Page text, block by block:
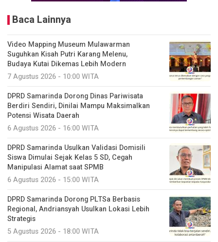
Baca Lainnya
Video Mapping Museum Mulawarman
Suguhkan Kisah Putri Karang Melenu,
Budaya Kutai Dikemas Lebih Modern
7 Agustus 2026 - 10:00 WITA
DPRD Samarinda Dorong Dinas Pariwisata
Berdiri Sendiri, Dinilai Mampu Maksimalkan
Potensi Wisata Daerah
6 Agustus 2026 - 16:00 WITA
DPRD Samarinda Usulkan Validasi Domisili
Siswa Dimulai Sejak Kelas 5 SD, Cegah
Manipulasi Alamat saat SPMB
6 Agustus 2026 - 15:00 WITA
DPRD Samarinda Dorong PLTSa Berbasis
Regional, Andriansyah Usulkan Lokasi Lebih
Strategis
5 Agustus 2026 - 18:00 WITA